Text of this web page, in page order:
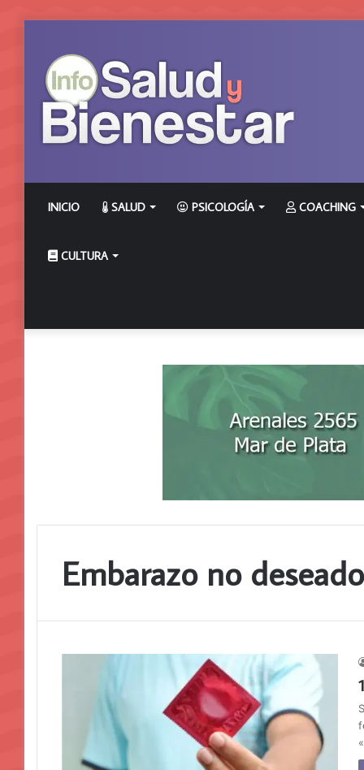
INICIO SALUD PSICOLOGÍA COACHING
CULTURA
Embarazo no deseado